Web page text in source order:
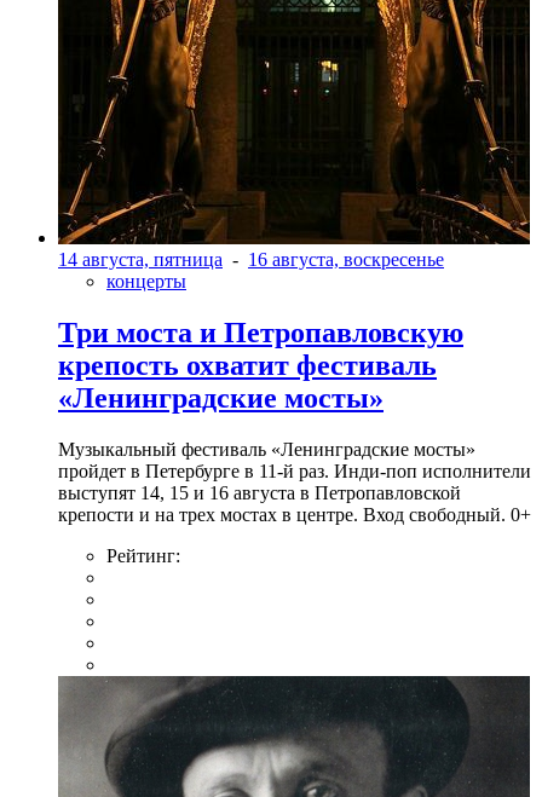
14 августа, пятница - 16 августа, воскресенье
концерты
Три моста и Петропавловскую
крепость охватит фестиваль
«Ленинградские мосты»
Музыкальный фестиваль «Ленинградские мосты»
пройдет в Петербурге в 11-й раз. Инди-поп исполнители
выступят 14, 15 и 16 августа в Петропавловской
крепости и на трех мостах в центре. Вход свободный. 0+
Рейтинг: